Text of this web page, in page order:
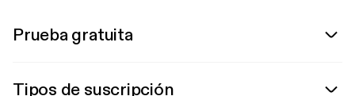
Prueba gratuita
Tipos de suscripción